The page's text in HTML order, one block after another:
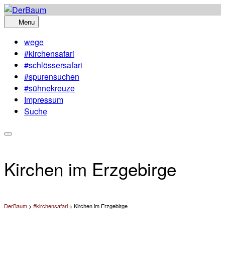
Skip
to
Menu
wege
#kirchensafari
#schlössersafari
#spurensuchen
#sühnekreuze
Impressum
Suche
Kirchen im Erzgebirge
DerBaum > #kirchensafari > Kirchen im Erzgebirge